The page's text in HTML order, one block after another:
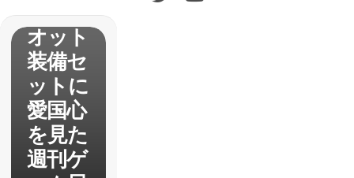
パトリ
オット
装備セ
ットに
愛国心
を見た
週刊ゲ